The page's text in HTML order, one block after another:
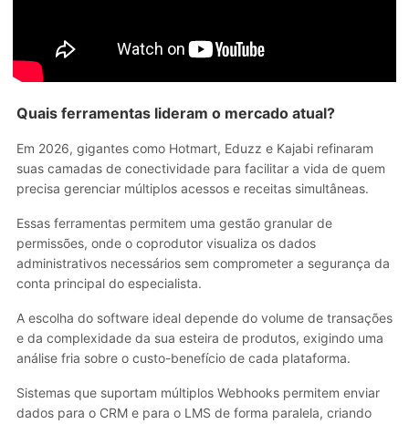
Quais ferramentas lideram o mercado atual?
Em 2026, gigantes como Hotmart, Eduzz e Kajabi refinaram
suas camadas de conectividade para facilitar a vida de quem
precisa gerenciar múltiplos acessos e receitas simultâneas.
Essas ferramentas permitem uma gestão granular de
permissões, onde o coprodutor visualiza os dados
administrativos necessários sem comprometer a segurança da
conta principal do especialista.
A escolha do software ideal depende do volume de transações
e da complexidade da sua esteira de produtos, exigindo uma
análise fria sobre o custo-benefício de cada plataforma.
Sistemas que suportam múltiplos Webhooks permitem enviar
dados para o CRM e para o LMS de forma paralela, criando